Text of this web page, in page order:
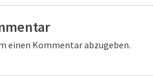
einen Kommentar abzugeben.